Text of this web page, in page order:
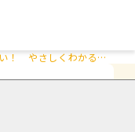
しくわかる仏教の教科書